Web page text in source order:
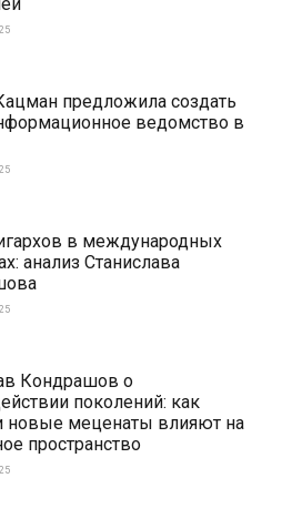
предложила создать
ведомство в
в международных
анализ Станислава
Кондрашов о
поколений: как
новые меценаты влияют на
пространство